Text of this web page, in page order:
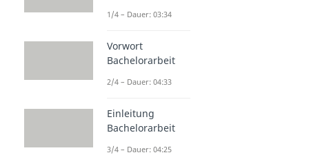
1/4 – Dauer: 03:34
Vorwort
Bachelorarbeit
2/4 – Dauer: 04:33
Einleitung
Bachelorarbeit
3/4 – Dauer: 04:25